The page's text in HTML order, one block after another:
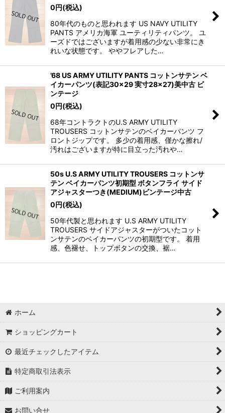
0円(税込)
80年代のものと思われます US NAVY UTILITY
PANTS アメリカ海軍 ユーティリティパンツ。 ユ
ーズドではございますが着用感の少ない非常にき
れいな状態です。 ややフレアした…
’68 US ARMY UTILITY PANTS コットンサテン ベ
イカーパンツ(表記30×29 実寸28×27)美中古 ビ
ンテージ
0円(税込)
68年コントラクトのU.S ARMY UTILITY
TROUSERS コットンサテンのベイカーパンツ フ
ロントジップです。 多少の着用感、僅かな擦れ/
汚れはございますが特に目立った汚れや…
50s U.S ARMY UTILITY TROUSERS コットンサ
テン ベイカーパンツ初期型 ボタンフライ サイド
アジャスターつき(MEDIUM)ビンテージ中古
0円(税込)
50年代製と思われます U.S ARMY UTILITY
TROUSERS サイドアジャスターがついたコット
ンサテンのベイカーパンツの初期型です。 着用
感、色褪せ、トップボタンの交換、裾…
ホーム
ショッピングカート
最近チェックしたアイテム
特定商取引法表示
ご利用案内
お問い合せ